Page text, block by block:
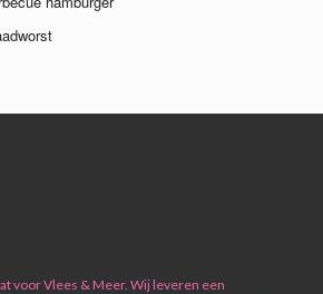
voor Vlees & Meer. Wij leveren een